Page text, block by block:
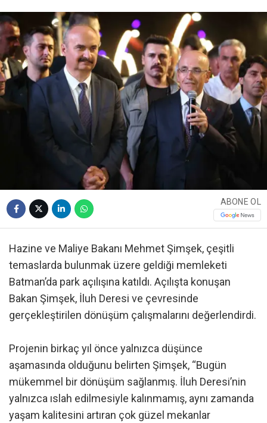
ABONE OL
Hazine ve Maliye Bakanı Mehmet Şimşek, çeşitli
temaslarda bulunmak üzere geldiği memleketi
Batman’da park açılışına katıldı. Açılışta konuşan
Bakan Şimşek, İluh Deresi ve çevresinde
gerçekleştirilen dönüşüm çalışmalarını değerlendirdi.
Projenin birkaç yıl önce yalnızca düşünce
aşamasında olduğunu belirten Şimşek, “Bugün
mükemmel bir dönüşüm sağlanmış. İluh Deresi’nin
yalnızca ıslah edilmesiyle kalınmamış, aynı zamanda
yaşam kalitesini artıran çok güzel mekanlar